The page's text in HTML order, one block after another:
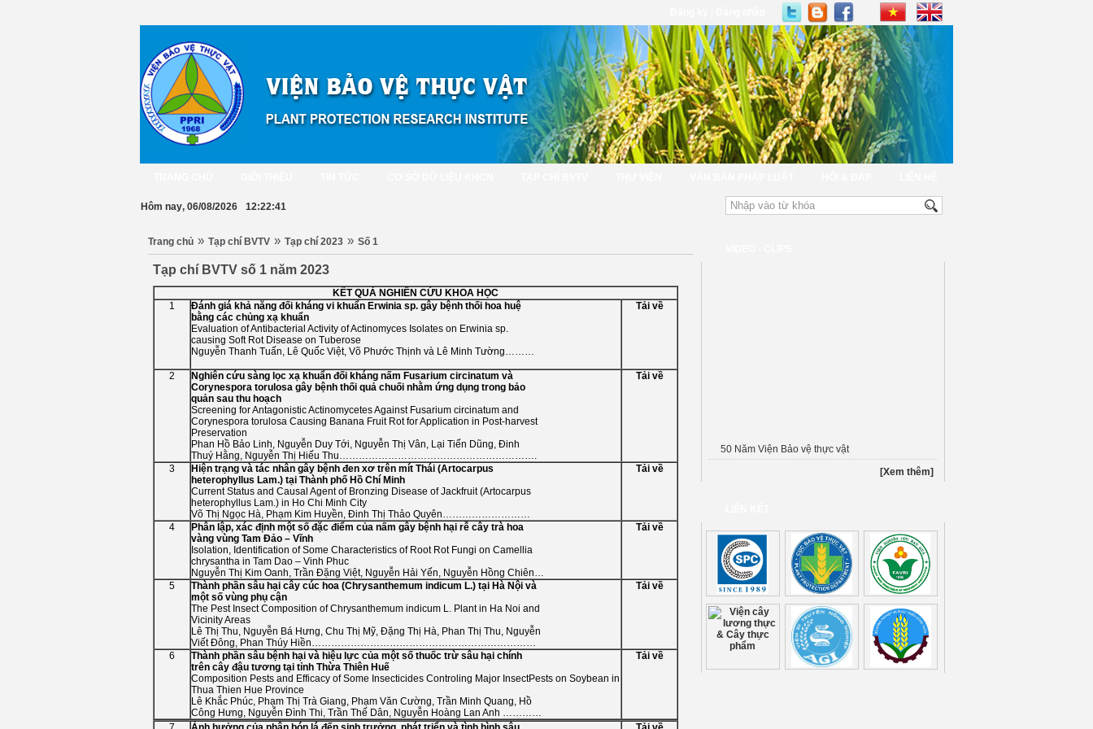
Hôm nay, 06/08/2026 12:22:41
Trang chủ » Tạp chí BVTV » Tạp chí 2023 » Số 1
Tạp chí BVTV số 1 năm 2023
KẾT QUẢ NGHIÊN CỨU KHOA HỌC
1
Đánh giá khả năng đối kháng vi khuẩn Erwiniasp. gây bệnh thối hoa huệ
bằng các chủng xạ khuẩn
Evaluation of Antibacterial Activity of Actinomyces Isolates on Erwiniasp.
causing Soft Rot Disease on Tuberose
Nguyễn Thanh Tuấn, Lê Quốc Việt, Võ Phước Thịnh và Lê Minh Tường………
Tải về
2 Nghiên cứu sàng lọc xạ khuẩn đối kháng nấm Fusarium circinatumvà
Corynespora torulosagây bệnh thối quả chuối nhằm ứng dụng trong bảo
quản sau thu hoạch
Screening for Antagonistic Actinomycetes Against Fusarium circinatumand
Corynespora torulosaCausing Banana Fruit Rot for Application in Post-harvest
Preservation
Phan Hồ Bảo Linh, Nguyễn Duy Tới, Nguyễn Thị Vân, Lại Tiến Dũng, Đinh
Thuý Hằng, Nguyễn Thị Hiếu Thu…………………………………………………….
Tải về
3 Hiện trạng và tác nhân gây bệnh đen xơ trên mít Thái (Artocarpus
heterophyllus Lam.) tại Thành phố Hồ Chí Minh
Current Status and Causal Agent of Bronzing Disease of Jackfruit (Artocarpus
heterophyllus Lam.) in Ho Chi Minh City
Võ Thị Ngọc Hà, Phạm Kim Huyền, Đinh Thị Thảo Quyên………………………
Tải về
4
Phân lập, xác định một số đặc điểm của nấm gây bệnh hại rễ cây trà hoa
vàng vùng Tam Đảo – Vĩnh
Isolation, Identification of Some Characteristics of Root Rot Fungi onCamellia
chrysanthain Tam Dao – Vinh Phuc
Nguyễn Thị Kim Oanh, Trần Đặng Việt, Nguyễn Hải Yến, Nguyễn Hồng Chiên…
Tải về
5 Thành phần sâu hại cây cúc hoa (Chrysanthemum indicum L.) tại Hà Nội và
một số vùng phụ cận
The Pest Insect Composition ofChrysanthemum indicum L. Plant in Ha Noi and
Vicinity Areas
Lê Thị Thu, Nguyễn Bá Hưng, Chu Thị Mỹ, Đặng Thị Hà, Phan Thị Thu, Nguyễn
Viết Đông, Phan Thúy Hiền……………………………………………………………
Tải về
6
Thành phần sâu bệnh hại và hiệu lực của một số thuốc trừ sâu hại chính
trên cây đậu tương tại tỉnh Thừa Thiên Huế
Composition Pests and Efficacy of Some Insecticides Controling Major InsectPests on Soybean in
Thua Thien Hue Province
Lê Khắc Phúc, Phạm Thị Trà Giang, Phạm Văn Cường, Trần Minh Quang, Hồ
Công Hưng, Nguyễn Đình Thi, Trần Thế Dân, Nguyễn Hoàng Lan Anh …………
Tải về
50 Năm Viện Bảo vệ thực vật
[Xem thêm]